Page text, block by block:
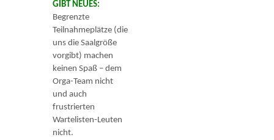
GIBT NEUES:
Begrenzte
Teilnahmeplätze (die
uns die Saalgröße
vorgibt) machen
keinen Spaß – dem
Orga-Team nicht
und auch
frustrierten
Wartelisten-Leuten
nicht.